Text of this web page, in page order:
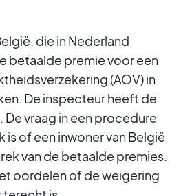
die in Nederland
betaalde premie voor een
(AOV) in
De inspecteur heeft de
vraag in een procedure
of een inwoner van België
van de betaalde premies.
oordelen of de weigering